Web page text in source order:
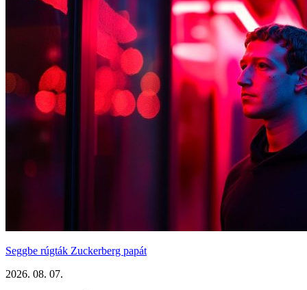
Seggbe rúgták Zuckerberg papát
2026. 08. 07.